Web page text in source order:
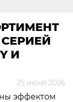
И
25 июня 2026
эффектом